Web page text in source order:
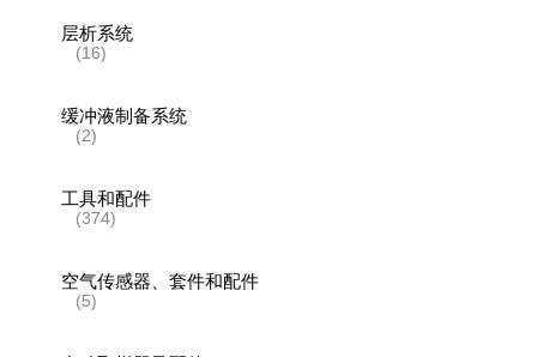
层析系统
(16)
缓冲液制备系统
(2)
工具和配件
(374)
空气传感器、套件和配件
(5)